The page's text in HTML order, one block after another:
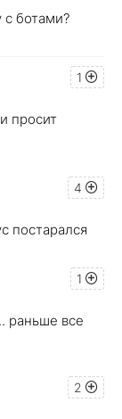
с ботами?
1
просит
4
постарался
1
раньше все
2